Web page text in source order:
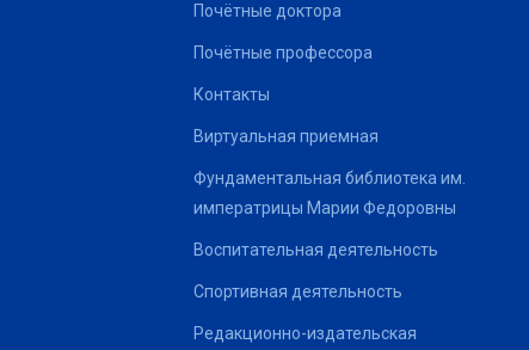
Почётные доктора
Почётные профессора
Контакты
Виртуальная приемная
Фундаментальная библиотека им.
императрицы Марии Федоровны
Воспитательная деятельность
Спортивная деятельность
Редакционно-издательская